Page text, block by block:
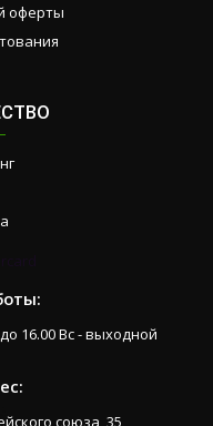
оферты
16.00 Вс - выходной
союза, 35